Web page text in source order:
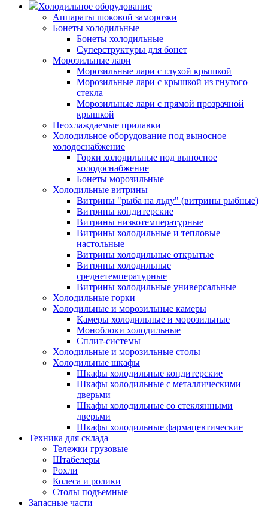
Холодильное оборудование
Аппараты шоковой заморозки
Бонеты холодильные
Бонеты холодильные
Суперструктуры для бонет
Морозильные лари
Морозильные лари с глухой крышкой
Морозильные лари с крышкой из гнутого
стекла
Морозильные лари с прямой прозрачной
крышкой
Неохлаждаемые прилавки
Холодильное оборудование под выносное
холодоснабжение
Горки холодильные под выносное
холодоснабжение
Бонеты морозильные
Холодильные витрины
Витрины "рыба на льду" (витрины рыбные)
Витрины кондитерские
Витрины низкотемпературные
Витрины холодильные и тепловые
настольные
Витрины холодильные открытые
Витрины холодильные
среднетемпературные
Витрины холодильные универсальные
Холодильные горки
Холодильные и морозильные камеры
Камеры холодильные и морозильные
Моноблоки холодильные
Сплит-системы
Холодильные и морозильные столы
Холодильные шкафы
Шкафы холодильные кондитерские
Шкафы холодильные с металлическими
дверьми
Шкафы холодильные со стеклянными
дверьми
Шкафы холодильные фармацевтические
Техника для склада
Тележки грузовые
Штабелеры
Рохли
Колеса и ролики
Столы подъемные
Запасные части